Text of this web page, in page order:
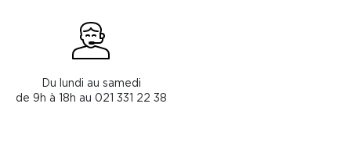
Du lundi au samedi
de 9h à 18h au 021 331 22 38